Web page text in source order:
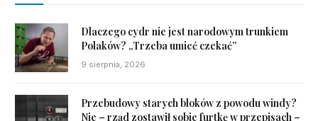
Dlaczego cydr nie jest narodowym trunkiem
Polaków? „Trzeba umieć czekać”
9 sierpnia, 2026
Przebudowy starych bloków z powodu windy?
Nie – rząd zostawił sobie furtkę w przepisach –